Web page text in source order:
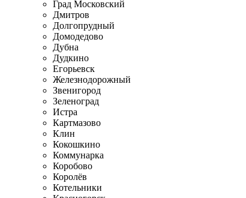
Град Московский
Дмитров
Долгопрудный
Домодедово
Дубна
Дудкино
Егорьевск
Железнодорожный
Звенигород
Зеленоград
Истра
Картмазово
Клин
Кокошкино
Коммунарка
Коробово
Королёв
Котельники